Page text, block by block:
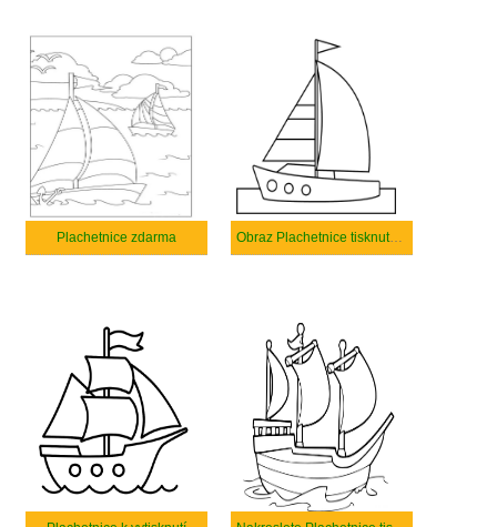
Plachetnice zdarma Obraz Plachetnice tisknutelné